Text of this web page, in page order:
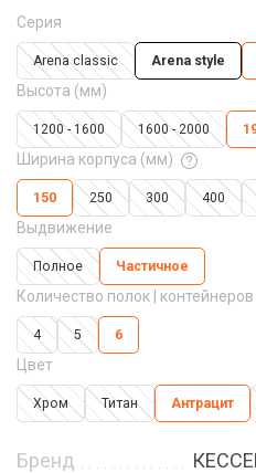
Серия
Arena classic Arena style
Высота (мм)
1200 - 1600 1600 - 2000
Ширина корпуса (мм)
150 250 300 400
Выдвижение
Полное Частичное
Количество полок |
4 5 6
Цвет
Хром Титан Антрацит
Бренд